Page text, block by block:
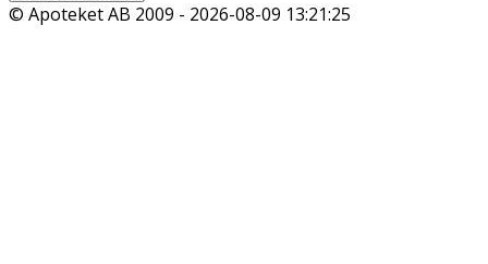
© Apoteket AB 2009 - 2026-08-09 13:21:25